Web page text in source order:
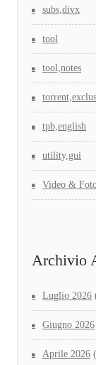
subs,divx
tool
tool,notes
tpb,english
utility,gui
Video &
Archivio
Luglio 2026
Giugno 2026
Aprile 2026